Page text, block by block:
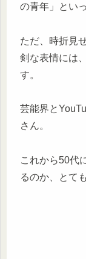
の青年」とい
ただ、時折見
剣な表情には
す。
芸能界と
さん。
これから50代
るのか、とて